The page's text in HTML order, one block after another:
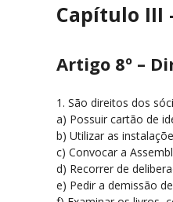
Capítulo III
Artigo 8º –
1. São direitos dos
a) Possuir cartão de
b) Utilizar as
c) Convocar a
d) Recorrer de
e) Pedir a demissão